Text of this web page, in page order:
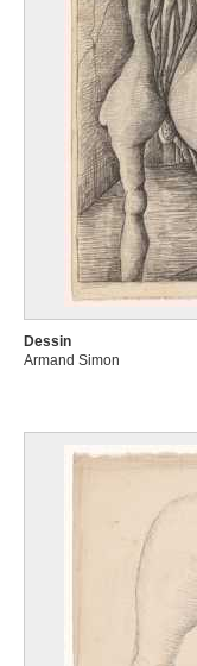
Dessin
Armand Simon